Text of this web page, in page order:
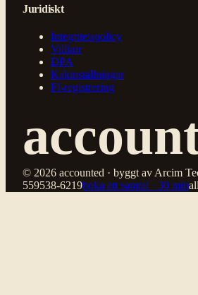
Juridiskt
Integritetspolicy
Villkor
DPA
Kakinställningar
FI-registrering
© 2026 accounted · byggt av Arcim
559538-6219boka ett samtal · 30 min